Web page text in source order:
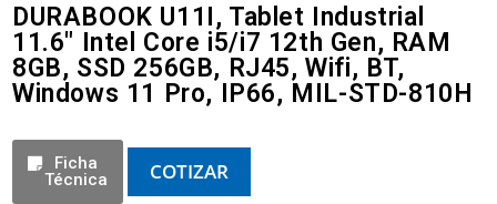
DURABOOK U11I, Tablet Industrial
11.6" Intel Core i5/i7 12th Gen, RAM
8GB, SSD 256GB, RJ45, Wifi, BT,
Windows 11 Pro, IP66, MIL-STD-810H
Ficha
Técnica
COTIZAR